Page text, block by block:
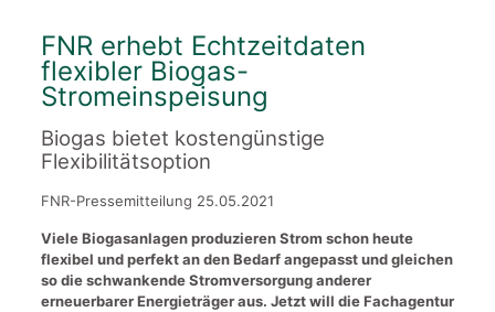
FNR erhebt Echtzeitdaten
flexibler Biogas-
Stromeinspeisung
Biogas bietet kostengünstige
Flexibilitätsoption
FNR-Pressemitteilung 25.05.2021
Viele Biogasanlagen produzieren Strom schon heute
flexibel und perfekt an den Bedarf angepasst und gleichen
so die schwankende Stromversorgung anderer
erneuerbarer Energieträger aus. Jetzt will die Fachagentur